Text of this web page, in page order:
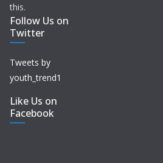
this.
Follow Us on
Twitter
Tweets by
youth_trend1
Like Us on
Facebook